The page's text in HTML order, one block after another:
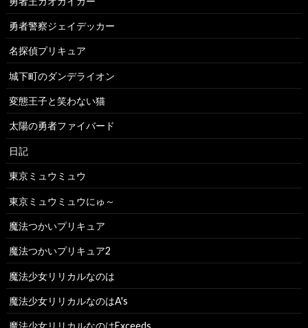
勇者警察ジェイデッカー
名探偵プリキュア
城下町のダンデライオン
変態王子と笑わない猫
太陽の勇者ファイバード
日記
東京ミュウミュウ
東京ミュウミュウにゅ～
魔法つかいプリキュア
魔法つかいプリキュア2
魔法少女リリカルなのは
魔法少女リリカルなのはA's